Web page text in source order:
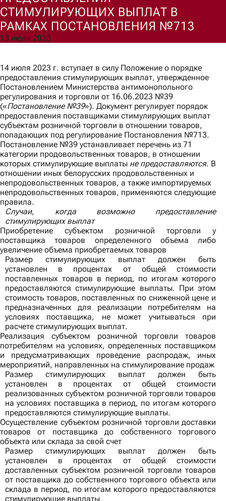
СТИМУЛИРУЮЩИХ ВЫПЛАТ В
РАМКАХ ПОСТАНОВЛЕНИЯ №713
13 июля 2023
14 июля 2023 г. вступает в силу Положение о порядке
предоставления стимулирующих выплат, утвержденное
Постановлением Министерства антимонопольного
регулирования и торговли от 16.06.2023 №39
(«Постановление №39»). Документ регулирует порядок
предоставления поставщиками стимулирующих выплат
субъектам розничной торговли в отношении товаров,
попадающих под регулирование Постановления №713.
Постановление №39 устанавливает перечень из 71
категории продовольственных товаров, в отношении
которых стимулирующие выплаты не предоставляются. В
отношении иных белорусских продовольственных и
непродовольственных товаров, а также импортируемых
непродовольственных товаров, применяются следующие
правила.
Случаи, когда возможно предоставление
стимулирующих выплат
Приобретение субъектом розничной торговли у
поставщика товаров определенного объема либо
увеличение объема приобретаемых товаров
Размер стимулирующих выплат должен быть
установлен в процентах от общей стоимости
поставленных товаров в период, по итогам которого
предоставляются стимулирующие выплаты. При этом
стоимость товаров, поставленных по сниженной цене и
предназначенных для реализации потребителям на
условиях поставщика, не может учитываться при
расчете стимулирующих выплат.
Реализация субъектом розничной торговли товаров
потребителям на условиях, определенных поставщиком
и предусматривающих проведение распродаж, иных
мероприятий, направленных на стимулирование продаж
Размер стимулирующих выплат должен быть
установлен в процентах от общей стоимости
реализованных субъектом розничной торговли товаров
на условиях поставщика в период, по итогам которого
предоставляются стимулирующие выплаты.
Осуществление субъектом розничной торговли доставки
товаров от поставщика до собственного торгового
объекта или склада за свой счет
Размер стимулирующих выплат должен быть
установлен в процентах от общей стоимости
доставленных субъектом розничной торговли товаров
от поставщика до собственного торгового объекта или
склада в период, по итогам которого предоставляются
стимулирующие выплаты.
Согласен(а) на обработку моих персональных данных для
обработки запроса и обратной связи в соответствии с
Политикой обработки персональных данных.
последствиями дачи согласия.
Отправить